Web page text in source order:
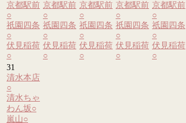
京都駅前
○
祇園四条
○
伏見稲荷
○
京都駅前
○
祇園四条
○
伏見稲荷
○
京都駅前
○
祇園四条
○
伏見稲荷
○
京都駅前
○
祇園四条
○
伏見稲荷
○
京都駅前
○
祇園四条
○
伏見稲荷
○
31
清水本店
○
清水ちゃ
わん坂○
嵐山○